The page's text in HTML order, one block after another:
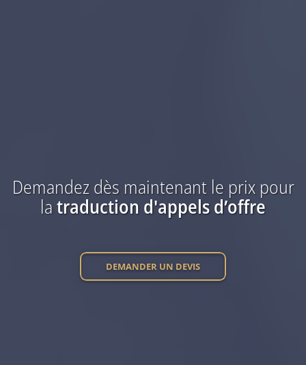
Demandez dès maintenant le prixpour
latraduction d'appels d’offre
DEMANDER UN DEVIS